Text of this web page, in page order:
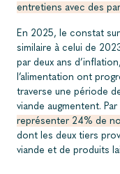
entretiens avec des
En 2025, le constat
similaire à celui de
par deux ans
l’alimentation ont
traverse une période
viande augmentent. Par
représenter 24% de
dont les deux tiers
viande et de produits